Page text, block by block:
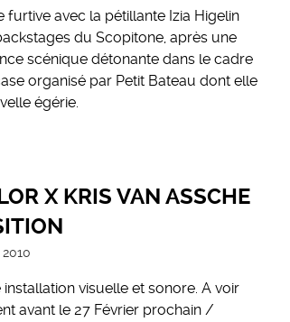
furtive avec la pétillante Izia Higelin
du Scopitone, après une
scénique détonante dans le cadre
organisé par Petit Bateau dont elle
égérie.
X KRIS VAN ASSCHE
visuelle et sonore. A voir
avant le 27 Février prochain /